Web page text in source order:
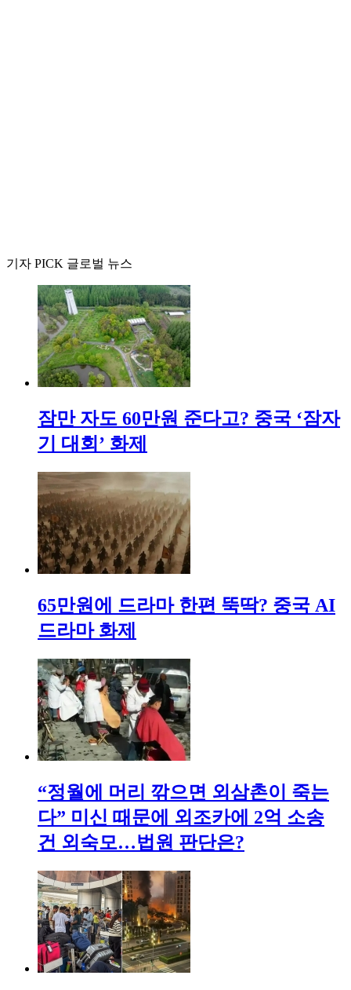
기자 PICK 글로벌 뉴스
잠만 자도 60만원 준다고? 중국 ‘잠자
기 대회’ 화제
65만원에 드라마 한편 뚝딱? 중국 AI
드라마 화제
“정월에 머리 깎으면 외삼촌이 죽는
다” 미신 때문에 외조카에 2억 소송
건 외숙모…법원 판단은?